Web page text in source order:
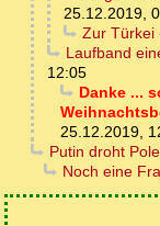
25.12.2019,
Zur Türkei
Laufband
12:05
Danke ...
25.12.2019,
Putin droht
Noch eine